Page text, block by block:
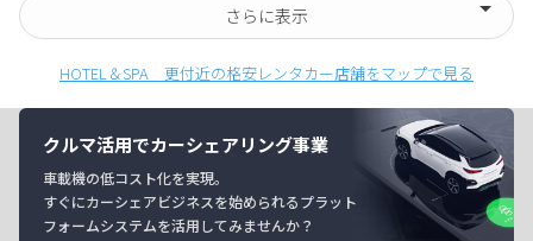
さらに表示
HOTEL＆SPA 更付近の格安レンタカー店舗をマップで見る
クルマ活用でカーシェアリング事業
車載機の低コスト化を実現。
すぐにカーシェアビジネスを始められるプラット
フォームシステムを活用してみませんか？